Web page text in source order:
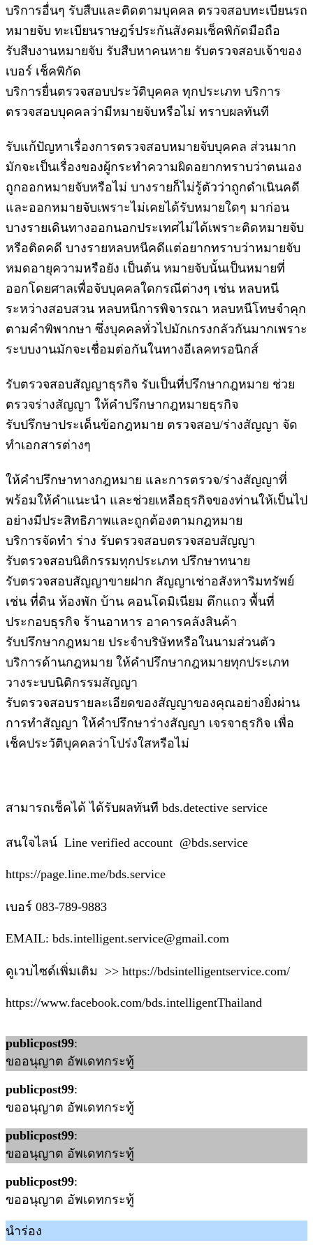
บริการอื่นๆ รับสืบและติดตามบุคคล ตรวจสอบทะเบียนรถ
หมายจับ ทะเบียนราษฎร์ประกันสังคมเช็คพิกัดมือถือ
รับสืบงานหมายจับ รับสืบหาคนหาย รับตรวจสอบเจ้าของ
เบอร์ เช็คพิกัด
บริการยื่นตรวจสอบประวัติบุคคล ทุกประเภท บริการ
ตรวจสอบบุคคลว่ามีหมายจับหรือไม่ ทราบผลทันที
รับแก้ปัญหาเรื่องการตรวจสอบหมายจับบุคคล ส่วนมาก
มักจะเป็นเรื่องของผู้กระทำความผิดอยากทราบว่าตนเอง
ถูกออกหมายจับหรือไม่ บางรายก็ไม่รู้ตัวว่าถูกดำเนินคดี
และออกหมายจับเพราะไม่เคยได้รับหมายใดๆ มาก่อน
บางรายเดินทางออกนอกประเทศไม่ได้เพราะติดหมายจับ
หรือติดคดี บางรายหลบหนีคดีแต่อยากทราบว่าหมายจับ
หมดอายุความหรือยัง เป็นต้น หมายจับนั้นเป็นหมายที่
ออกโดยศาลเพื่อจับบุคคลใดกรณีต่างๆ เช่น หลบหนี
ระหว่างสอบสวน หลบหนีการพิจารณา หลบหนีโทษจำคุก
ตามคำพิพากษา ซึ่งบุคคลทั่วไปมักเกรงกลัวกันมากเพราะ
ระบบงานมักจะเชื่อมต่อกันในทางอีเลคทรอนิกส์
รับตรวจสอบสัญญาธุรกิจ รับเป็นที่ปรึกษากฎหมาย ช่วย
ตรวจร่างสัญญา ให้คำปรึกษากฎหมายธุรกิจ
รับปรึกษาประเด็นข้อกฎหมาย ตรวจสอบ/ร่างสัญญา จัด
ทำเอกสารต่างๆ
ให้คำปรึกษาทางกฎหมาย และการตรวจ/ร่างสัญญาที่
พร้อมให้คำแนะนำ และช่วยเหลือธุรกิจของท่านให้เป็นไป
อย่างมีประสิทธิภาพและถูกต้องตามกฎหมาย
บริการจัดทำ ร่าง รับตรวจสอบตรวจสอบสัญญา
รับตรวจสอบนิติกรรมทุกประเภท ปรึกษาทนาย
รับตรวจสอบสัญญาขายฝาก สัญญาเช่าอสังหาริมทรัพย์
เช่น ที่ดิน ห้องพัก บ้าน คอนโดมิเนียม ตึกแถว พื้นที่
ประกอบธุรกิจ ร้านอาหาร อาคารคลังสินค้า
รับปรึกษากฎหมาย ประจำบริษัทหรือในนามส่วนตัว
บริการด้านกฎหมาย ให้คำปรึกษากฎหมายทุกประเภท
วางระบบนิติกรรมสัญญา
รับตรวจสอบรายละเอียดของสัญญาของคุณอย่างยิ่งผ่าน
การทำสัญญา ให้คำปรึกษาร่างสัญญา เจรจาธุรกิจ เพื่อ
เช็คประวัติบุคคลว่าโปร่งใสหรือไม่
สามารถเช็คได้ ได้รับผลทันที bds.detective service
สนใจไลน์ Line verified account @bds.service
https://page.line.me/bds.service
เบอร์ 083-789-9883
EMAIL: bds.intelligent.service@gmail.com
ดูเวบไซด์เพิ่มเติม >> https://bdsintelligentservice.com/
https://www.facebook.com/bds.intelligentThailand
publicpost99:
ขออนุญาต อัพเดทกระทู้
publicpost99:
ขออนุญาต อัพเดทกระทู้
publicpost99:
ขออนุญาต อัพเดทกระทู้
publicpost99:
ขออนุญาต อัพเดทกระทู้
นำร่อง